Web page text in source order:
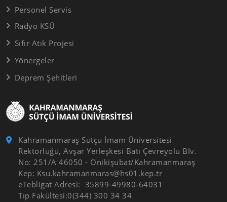
Kahramanmaraş Sütçü İmam Üniversitesi
Rektörlüğü, Avşar Yerleşkesi Batı Çevreyolu Blv.
No: 251/A 46050 - Onikişubat/Kahramanmaraş
Kep: Ksu.kahramanmaras@hs01.kep.tr
eTebligat Adresi: 35899-49980-64031
Tıp Fakültesi:0(344) 300 34 34
Personel Servis
Radyo KSÜ
Sıfır Atık Projesi
Yönergeler
Deprem Şehitleri